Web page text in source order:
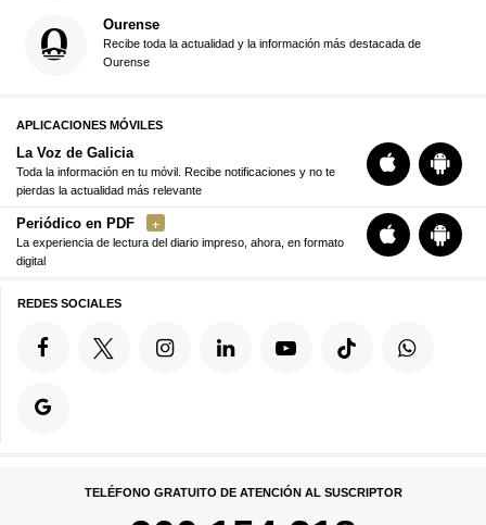
Ourense
Recibe toda la actualidad y la información más destacada de
Ourense
APLICACIONES MÓVILES
La Voz de Galicia
Toda la información en tu móvil. Recibe notificaciones y no te
pierdas la actualidad más relevante
Periódico en PDF
La experiencia de lectura del diario impreso, ahora, en formato
digital
REDES SOCIALES
TELÉFONO GRATUITO DE ATENCIÓN AL SUSCRIPTOR